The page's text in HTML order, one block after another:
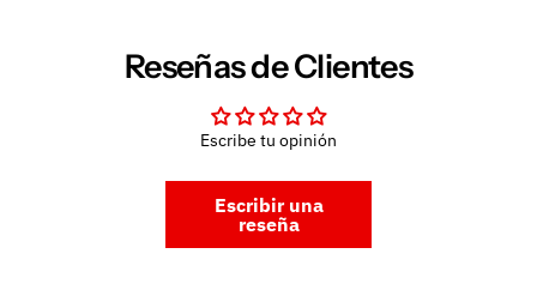
Reseñas de Clientes
Escribe tu opinión
Escribir una
reseña